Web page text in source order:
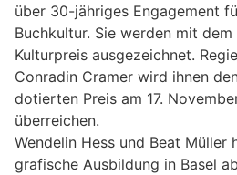
über 30-jähriges Engagement
Buchkultur. Sie werden mit
Kulturpreis ausgezeichnet.
Conradin Cramer wird ihnen
dotierten Preis am 17.
überreichen.
Wendelin Hess und Beat Müller
grafische Ausbildung in Basel